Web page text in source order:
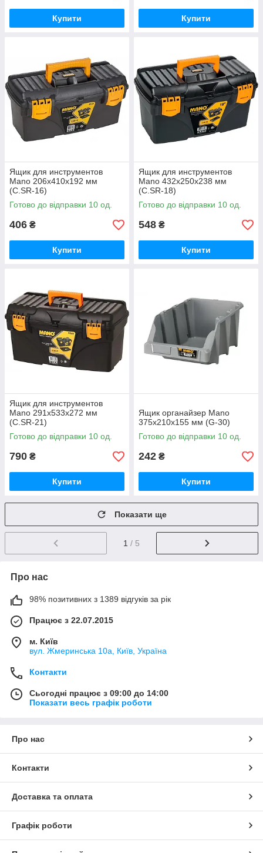
Купити Купити
Ящик для инструментов
Mano 206x410x192 мм
(C.SR-16)
Готово до відправки 10 од.
406 ₴
Купити
Ящик для инструментов
Mano 432x250x238 мм
(C.SR-18)
Готово до відправки 10 од.
548 ₴
Купити
Ящик для инструментов
Mano 291x533x272 мм
(C.SR-21)
Готово до відправки 10 од.
790 ₴
Купити
Ящик органайзер Mano
375х210x155 мм (G-30)
Готово до відправки 10 од.
242 ₴
Купити
Показати ще
1 / 5
Про нас
98% позитивних з 1389 відгуків за рік
Працює з 22.07.2015
м. Київ
вул. Жмеринська 10а, Київ, Україна
Контакти
Сьогодні працює з 09:00 до 14:00
Показати весь графік роботи
Про нас
Контакти
Доставка та оплата
Графік роботи